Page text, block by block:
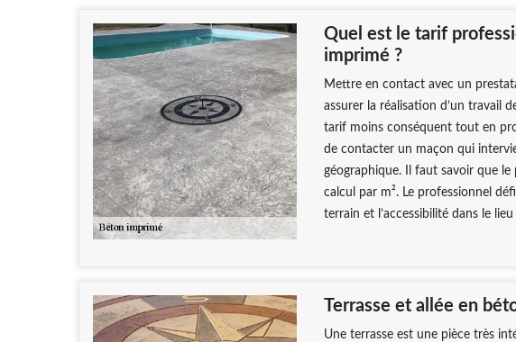
Quel est le tarif
imprimé ?
Mettre en contact avec un
assurer la réalisation d’un travail
tarif moins conséquent tout en
de contacter un maçon qui
géographique. Il faut savoir que le
calcul par m². Le professionnel
terrain et l’accessibilité dans le
Terrasse et allée en
Une terrasse est une pièce très